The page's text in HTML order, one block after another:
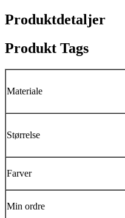
Produktdetaljer
Produkt Tags
Materiale
Størrelse
Farver
Min ordre